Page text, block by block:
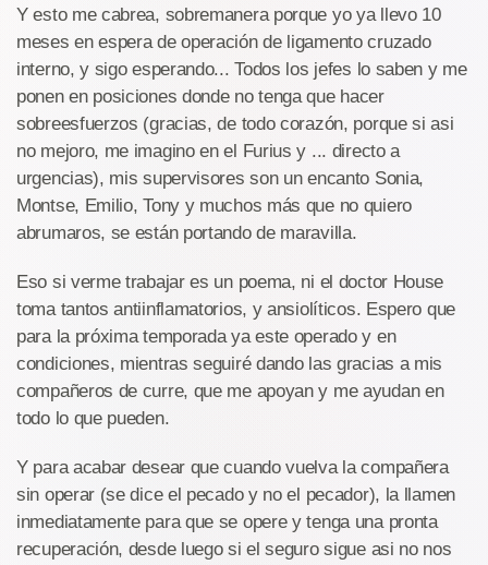
Y esto me cabrea, sobremanera porque yo ya llevo 10
meses en espera de operación de ligamento cruzado
interno, y sigo esperando... Todos los jefes lo saben y me
ponen en posiciones donde no tenga que hacer
sobreesfuerzos (gracias, de todo corazón, porque si asi
no mejoro, me imagino en el Furius y ... directo a
urgencias), mis supervisores son un encanto Sonia,
Montse, Emilio, Tony y muchos más que no quiero
abrumaros, se están portando de maravilla.
Eso si verme trabajar es un poema, ni el doctor House
toma tantos antiinflamatorios, y ansiolíticos. Espero que
para la próxima temporada ya este operado y en
condiciones, mientras seguiré dando las gracias a mis
compañeros de curre, que me apoyan y me ayudan en
todo lo que pueden.
Y para acabar desear que cuando vuelva la compañera
sin operar (se dice el pecado y no el pecador), la llamen
inmediatamente para que se opere y tenga una pronta
recuperación, desde luego si el seguro sigue asi no nos